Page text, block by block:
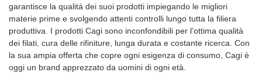
garantisce la qualità dei suoi prodotti impiegando le migliori
materie prime e svolgendo attenti controlli lungo tutta la filiera
produttiva. I prodotti Cagi sono inconfondibili per l’ottima qualità
dei filati, cura delle rifiniture, lunga durata e costante ricerca. Con
la sua ampia offerta che copre ogni esigenza di consumo, Cagi è
oggi un brand apprezzato da uomini di ogni età.